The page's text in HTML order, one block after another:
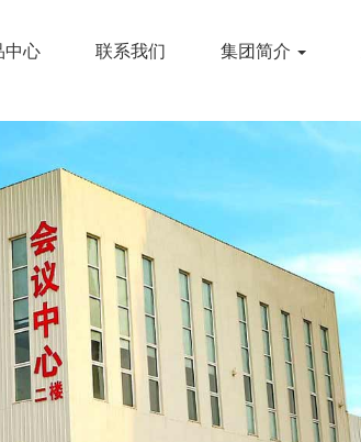
中心 联系我们 集团简介